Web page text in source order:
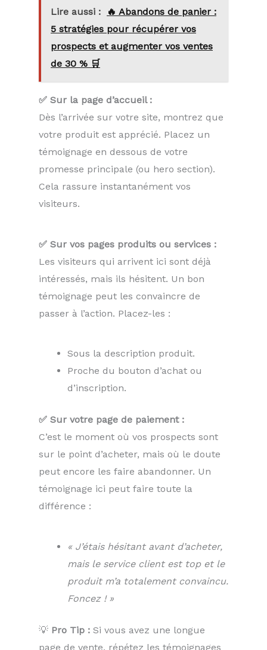
Lire aussi :
🔥 Abandons de panier :
5 stratégies pour récupérer vos
prospects et augmenter vos ventes
de 30 % 🛒
✅ Sur la page d’accueil :
Dès l’arrivée sur votre site, montrez que
votre produit est apprécié. Placez un
témoignage en dessous de votre
promesse principale (ou hero section).
Cela rassure instantanément vos
visiteurs.
✅ Sur vos pages produits ou services :
Les visiteurs qui arrivent ici sont déjà
intéressés, mais ils hésitent. Un bon
témoignage peut les convaincre de
passer à l’action. Placez-les :
Sous la description produit.
Proche du bouton d’achat ou
d’inscription.
✅ Sur votre page de paiement :
C’est le moment où vos prospects sont
sur le point d’acheter, mais où le doute
peut encore les faire abandonner. Un
témoignage ici peut faire toute la
différence :
« J’étais hésitant avant d’acheter,
mais le service client est top et le
produit m’a totalement convaincu.
Foncez ! »
💡 Pro Tip : Si vous avez une longue
page de vente, répétez les témoignages